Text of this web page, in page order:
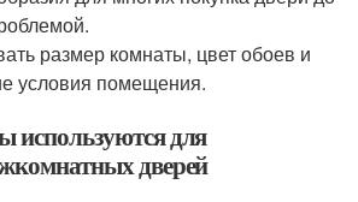
размер комнаты, цвет обоев и
условия помещения.
используются для
дверей